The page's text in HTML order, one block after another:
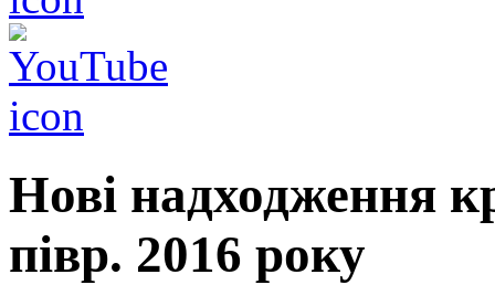
Нові надходження
півр. 2016 року